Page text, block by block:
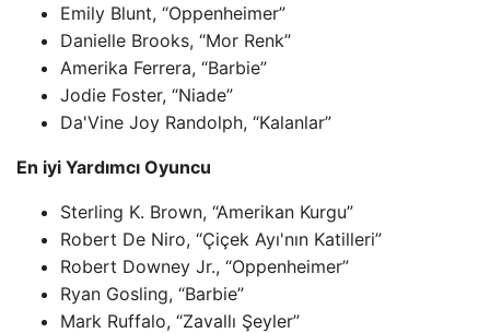
Emily Blunt, “Oppenheimer”
Danielle Brooks, “Mor Renk”
Amerika Ferrera, “Barbie”
Jodie Foster, “Niade”
Da'Vine Joy Randolph, “Kalanlar”
En iyi Yardımcı Oyuncu
Sterling K. Brown, “Amerikan Kurgu”
Robert De Niro, “Çiçek Ayı'nın Katilleri”
Robert Downey Jr., “Oppenheimer”
Ryan Gosling, “Barbie”
Mark Ruffalo, “Zavallı Şeyler”